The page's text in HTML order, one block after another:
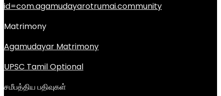
id=com.agamudayarotrumai.community
Matrimony
Agamudayar Matrimony
UPSC Tamil Optional
சமீபத்திய பதிவுகள்